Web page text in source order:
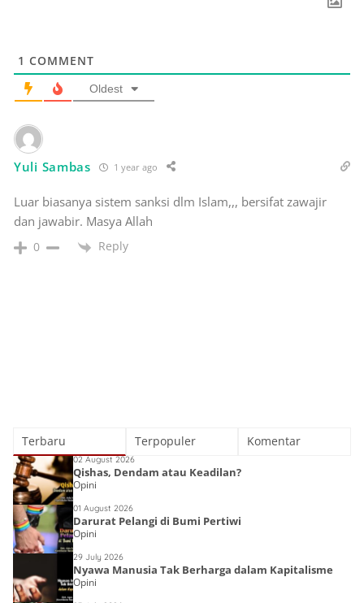
1 COMMENT
Oldest
Yuli Sambas 1 year ago
Luar biasanya sistem sanksi dlm Islam,,, bersifat zawajir
dan jawabir. Masya Allah
0 Reply
Terbaru Terpopuler Komentar
02 August 2026
Qishas, Dendam atau Keadilan?
Opini
01 August 2026
Darurat Pelangi di Bumi Pertiwi
Opini
29 July 2026
Nyawa Manusia Tak Berharga dalam Kapitalisme
Opini